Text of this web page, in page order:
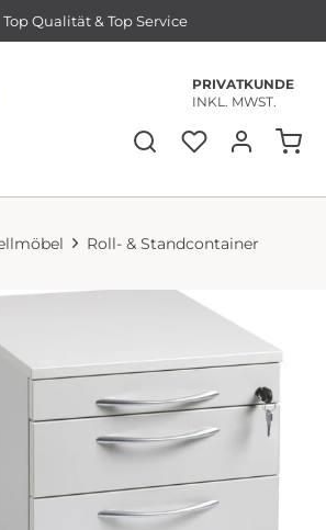
Top Qualität & Top Service
PRIVATKUNDE
INKL. MWST.
Roll- & Standcontainer